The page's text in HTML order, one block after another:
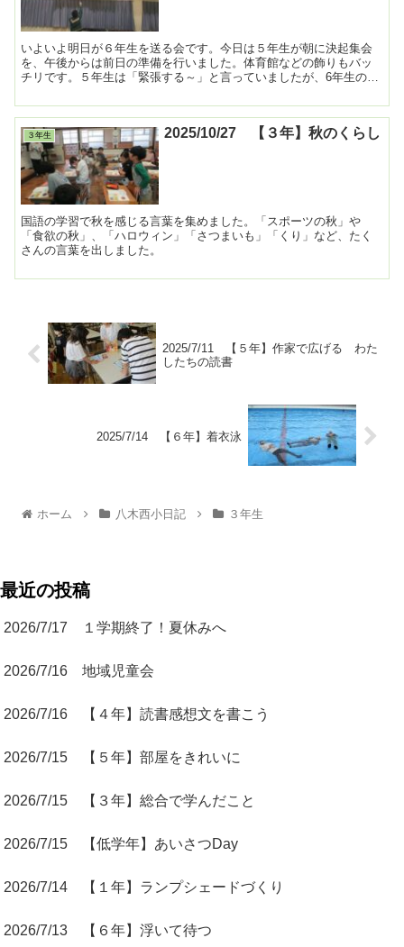
いよいよ明日が６年生を送る会です。今日は５年生が朝に決起集会
を、午後からは前日の準備を行いました。体育館などの飾りもバッ
チリです。５年生は「緊張する～」と言っていましたが、6年生のた
３年生 2025/10/27 【３年】秋のくらし
国語の学習で秋を感じる言葉を集めました。「スポーツの秋」や
「食欲の秋」、「ハロウィン」「さつまいも」「くり」など、たく
さんの言葉を出しました。
2025/7/11 【５年】作家で広げる わた
したちの読書
2025/7/14 【６年】着衣泳
ホーム 八木西小日記 ３年生
最近の投稿
2026/7/17 １学期終了！夏休みへ
2026/7/16 地域児童会
2026/7/16 【４年】読書感想文を書こう
2026/7/15 【５年】部屋をきれいに
2026/7/15 【３年】総合で学んだこと
2026/7/15 【低学年】あいさつDay
2026/7/14 【１年】ランプシェードづくり
2026/7/13 【６年】浮いて待つ